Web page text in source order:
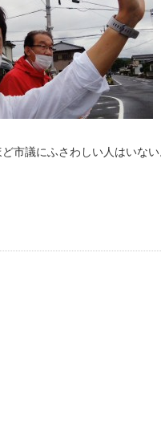
市議にふさわしい人はいな